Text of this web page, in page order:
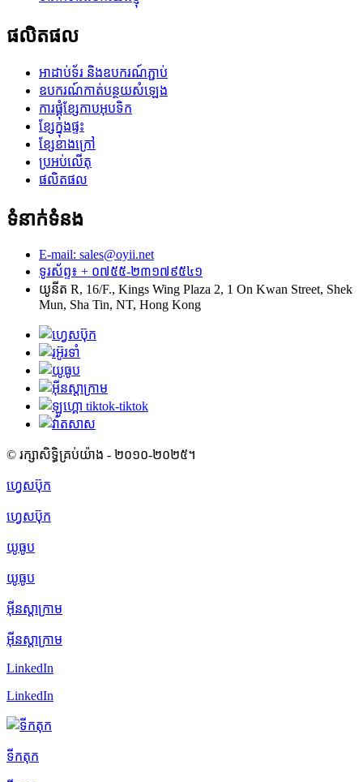
ផលិតផល
អាដាប់ទ័រ និងឧបករណ៍ភ្ជាប់
ឧបករណ៍កាត់បន្ថយសំឡេង
ការផ្គុំខ្សែកាបអុបទិក
ខ្សែ​ក្នុង​ផ្ទះ
ខ្សែខាងក្រៅ
ប្រអប់​លើ​តុ
ផលិតផល
ទំនាក់ទំនង
E-mail: sales@oyii.net
ទូរស័ព្ទ៖ + ០៧៥៥-២៣១៧៩៥៤១
យូនីត R, 16/F., Kings Wing Plaza 2, 1 On Kwan Street, Shek
Mun, Sha Tin, NT, Hong Kong
© រក្សាសិទ្ធិគ្រប់យ៉ាង - ២០១០-២០២៥។
ហ្វេសប៊ុក
ហ្វេសប៊ុក
យូធូប
យូធូប
អ៊ីនស្តាក្រាម
អ៊ីនស្តាក្រាម
LinkedIn
LinkedIn
ទីកតុក